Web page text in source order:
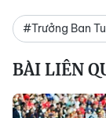
#Trưởng Ban
BÀI LIÊN